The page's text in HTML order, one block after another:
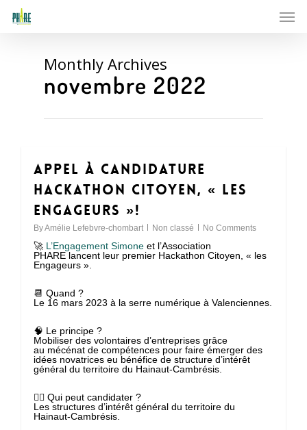
main
Monthly Archives
novembre 2022
Appel à Candidature
Hackathon Citoyen, « les
Engageurs »!
ByAmélie Lefebvre-chombart Non classé No Comments
🚀 L’Engagement Simone et l’Association
PHARE lancent leur premier Hackathon Citoyen, « les
Engageurs ».
📆 Quand ?
Le 16 mars 2023 à la serre numérique à Valenciennes.
🧠 Le principe ?
Mobiliser des volontaires d’entreprises grâce
au mécénat de compétences pour faire émerger des
idées novatrices eu bénéfice de structure d’intérêt
général du territoire du Hainaut-Cambrésis.
🙋‍♂️ Qui peut candidater ?
Les structures d’intérêt général du territoire du
Hainaut-Cambrésis.
0